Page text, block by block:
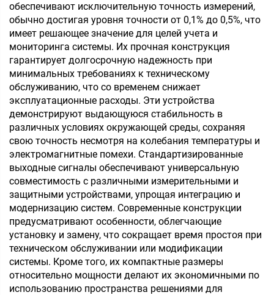
обеспечивают исключительную точность измерений,
обычно достигая уровня точности от 0,1% до 0,5%, что
имеет решающее значение для целей учета и
мониторинга системы. Их прочная конструкция
гарантирует долгосрочную надежность при
минимальных требованиях к техническому
обслуживанию, что со временем снижает
эксплуатационные расходы. Эти устройства
демонстрируют выдающуюся стабильность в
различных условиях окружающей среды, сохраняя
свою точность несмотря на колебания температуры и
электромагнитные помехи. Стандартизированные
выходные сигналы обеспечивают универсальную
совместимость с различными измерительными и
защитными устройствами, упрощая интеграцию и
модернизацию систем. Современные конструкции
предусматривают особенности, облегчающие
установку и замену, что сокращает время простоя при
техническом обслуживании или модификации
системы. Кроме того, их компактные размеры
относительно мощности делают их экономичными по
использованию пространства решениями для